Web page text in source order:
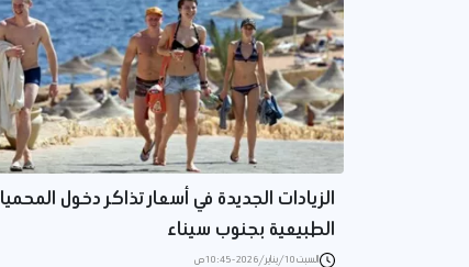
الزيادات الجديدة في أسعار تذاكر دخول
الطبيعية بجنوب سيناء
السبت 10/يناير/2026 - 10:45 ص